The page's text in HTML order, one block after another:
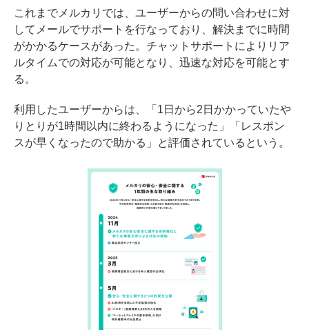
これまでメルカリでは、ユーザーからの問い合わせに対
してメールでサポートを行なっており、解決までに時間
がかかるケースがあった。チャットサポートによりリア
ルタイムでの対応が可能となり、迅速な対応を可能とす
る。
利用したユーザーからは、「1日から2日かかっていたや
りとりが1時間以内に終わるようになった」「レスポン
スが早くなったので助かる」と評価されているという。